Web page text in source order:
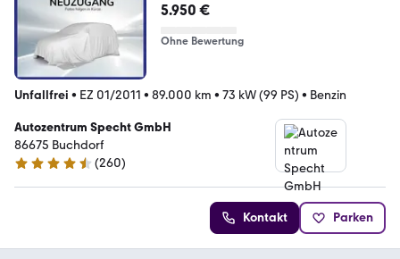
5.950 €
Ohne Bewertung
Unfallfrei • EZ 01/2011 • 89.000 km • 73 kW (99 PS) • Benzin
Autozentrum Specht GmbH
86675 Buchdorf
4.3 Sterne
(260)
Kontakt Parken